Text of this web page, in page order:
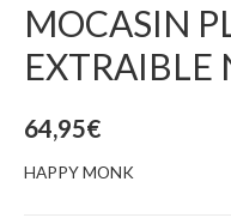
MOCASIN
EXTRAIBLE
64,95€
HAPPY MONK